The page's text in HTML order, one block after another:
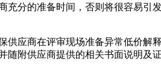
分的准备时间，否则将很容易引
应商在评审现场准备异常低价解
附供应商提供的相关书面说明及